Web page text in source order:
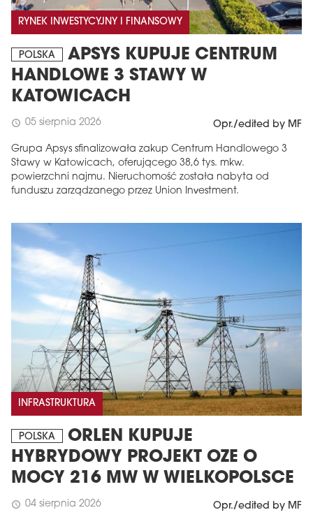
RYNEK INWESTYCYJNY I FINANSOWY
POLSKA
APSYS KUPUJE CENTRUM
HANDLOWE 3 STAWY W
KATOWICACH
schedule 05 sierpnia 2026 Opr./edited by MF
Grupa Apsys sfinalizowała zakup Centrum Handlowego 3
Stawy w Katowicach, oferującego 38,6 tys. mkw.
powierzchni najmu. Nieruchomość została nabyta od
funduszu zarządzanego przez Union Investment.
INFRASTRUKTURA
POLSKA
ORLEN KUPUJE
HYBRYDOWY PROJEKT OZE O
MOCY 216 MW W WIELKOPOLSCE
schedule 04 sierpnia 2026 Opr./edited by MF